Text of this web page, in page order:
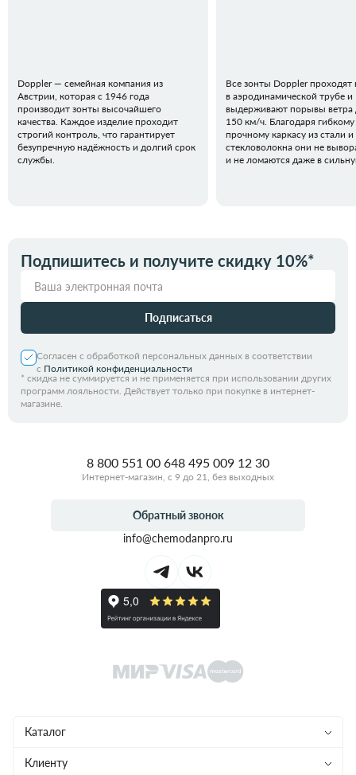
Doppler — семейная компания из
Австрии, которая с 1946 года
производит зонты высочайшего
качества. Каждое изделие проходит
строгий контроль, что гарантирует
безупречную надёжность и долгий срок
службы.
Все зонты Doppler проходят
в аэродинамической трубе и
выдерживают порывы ветра
150 км/ч. Благодаря
прочному каркасу из стали и
стекловолокна они не
и не ломаются даже в
Подпишитесь и получите скидку 10%*
Подписаться
Согласен с обработкой персональных данных в соответствии
с Политикой конфиденциальности
* скидка не суммируется и не применяется при использовании других
программ лояльности. Действует только при покупке в интернет-
магазине.
Каталог
Чемоданы
Клиенту
8 800 551 00 648 495 009 12 30
Интернет-магазин, с 9 до 21, без выходных
Обратный звонок
info@chemodanpro.ru